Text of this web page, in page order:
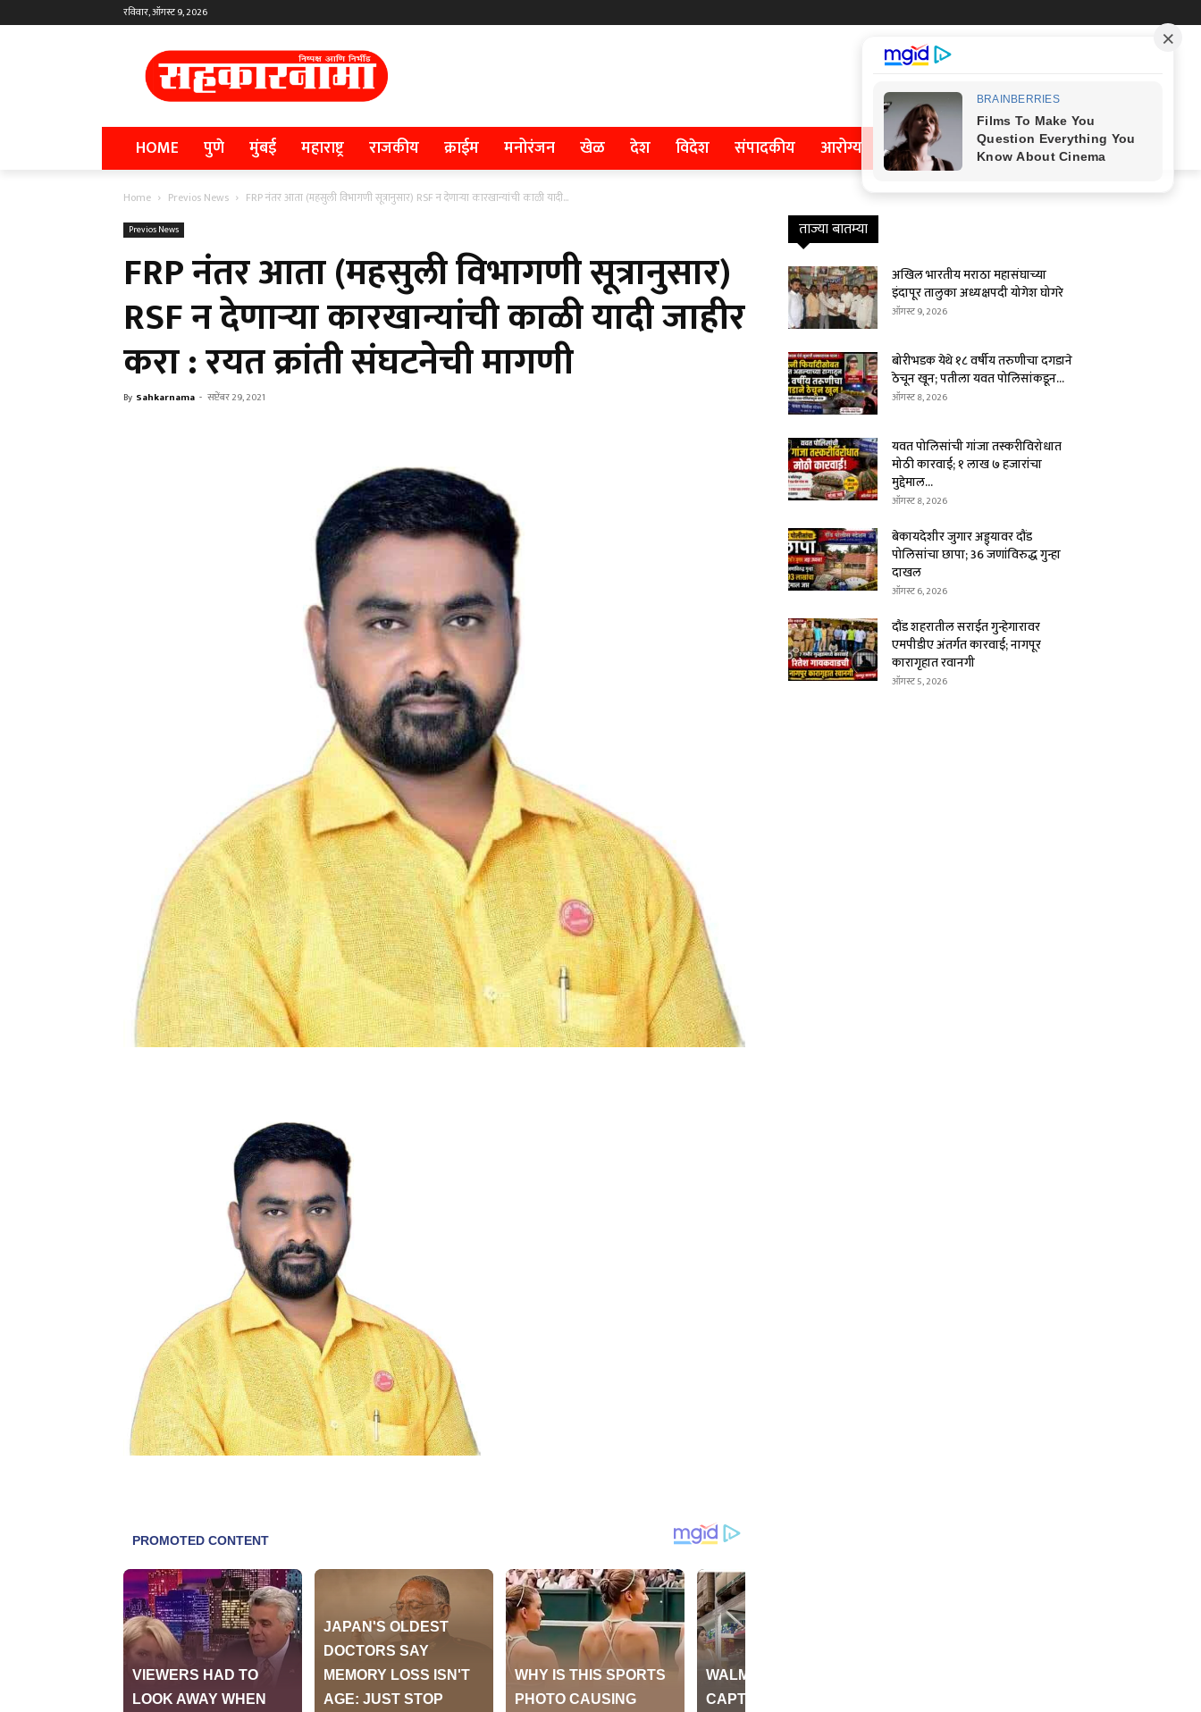
रविवार, ऑगस्ट 9, 2026
HOME पुणे मुंबई महाराष्ट्र राजकीय क्राईम मनोरंजन खेळ देश विदेश संपादकीय आरोग्य
Home Previos News FRP नंतर आता (महसुली विभागणी सूत्रानुसार) RSF न देणाऱ्या कारखान्यांची काळी यादी...
Previos News
FRP नंतर आता (महसुली विभागणी सूत्रानुसार)
RSF न देणाऱ्या कारखान्यांची काळी यादी जाहीर
करा : रयत क्रांती संघटनेची मागणी
By Sahkarnama - सप्टेंबर 29, 2021
ताज्या बातम्या
अखिल भारतीय मराठा महासंघाच्या
इंदापूर तालुका अध्यक्षपदी योगेश घोगरे
ऑगस्ट 9, 2026
बोरीभडक येथे १८ वर्षीय तरुणीचा दगडाने
ठेचून खून; पतीला यवत पोलिसांकडून...
ऑगस्ट 8, 2026
यवत पोलिसांची गांजा तस्करीविरोधात
मोठी कारवाई; १ लाख ७ हजारांचा
मुद्देमाल...
ऑगस्ट 8, 2026
बेकायदेशीर जुगार अड्ड्यावर दौंड
पोलिसांचा छापा; 36 जणांविरुद्ध गुन्हा
दाखल
ऑगस्ट 6, 2026
दौंड शहरातील सराईत गुन्हेगारावर
एमपीडीए अंतर्गत कारवाई; नागपूर
कारागृहात रवानगी
ऑगस्ट 5, 2026